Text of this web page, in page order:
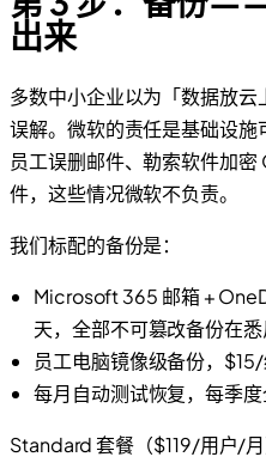
出来
多数中小企业以为「数据放
误解。微软的责任是基础设施
员工误删邮件、勒索软件加
件，这些情况微软不负责。
我们标配的备份是：
Microsoft 365 邮箱 +
天，全部不可篡改备份在
员工电脑镜像级备份，
每月自动测试恢复，每季
Standard 套餐（$119/用户/